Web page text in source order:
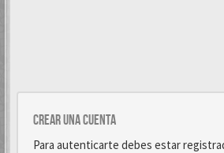
Crear una cuenta
Para autenticarte debes estar